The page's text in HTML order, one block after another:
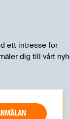
ett intresse för
dig till vårt